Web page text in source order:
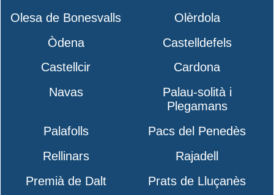
Olesa de Bonesvalls
Olèrdola
Òdena
Castelldefels
Castellcir
Cardona
Navas
Palau-solità i
Plegamans
Palafolls
Pacs del Penedès
Rellinars
Rajadell
Premià de Dalt
Prats de Lluçanès